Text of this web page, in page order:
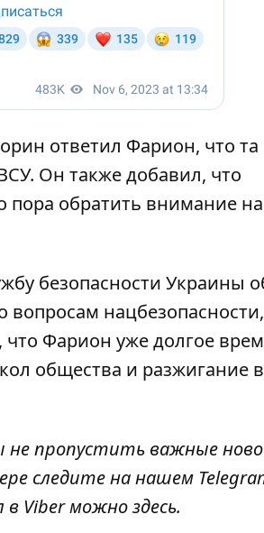
ответил Фарион, что
Он также добавил, что
обратить внимание на
безопасности Украины
вопросам
что Фарион уже долгое
общества и
не пропустить важные
следите на нашем
в Viber можноздесь.